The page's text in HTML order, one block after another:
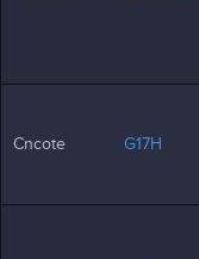
Cncote G17H